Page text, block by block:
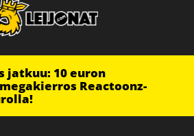
jatkuu: 10 euron
Reactoonz-